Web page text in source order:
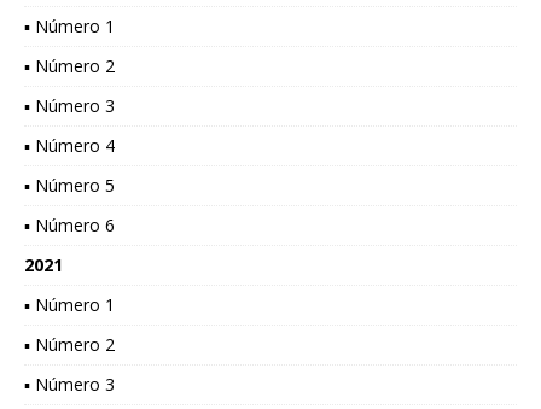
▪ Número 1
▪ Número 2
▪ Número 3
▪ Número 4
▪ Número 5
▪ Número 6
2021
▪ Número 1
▪ Número 2
▪ Número 3